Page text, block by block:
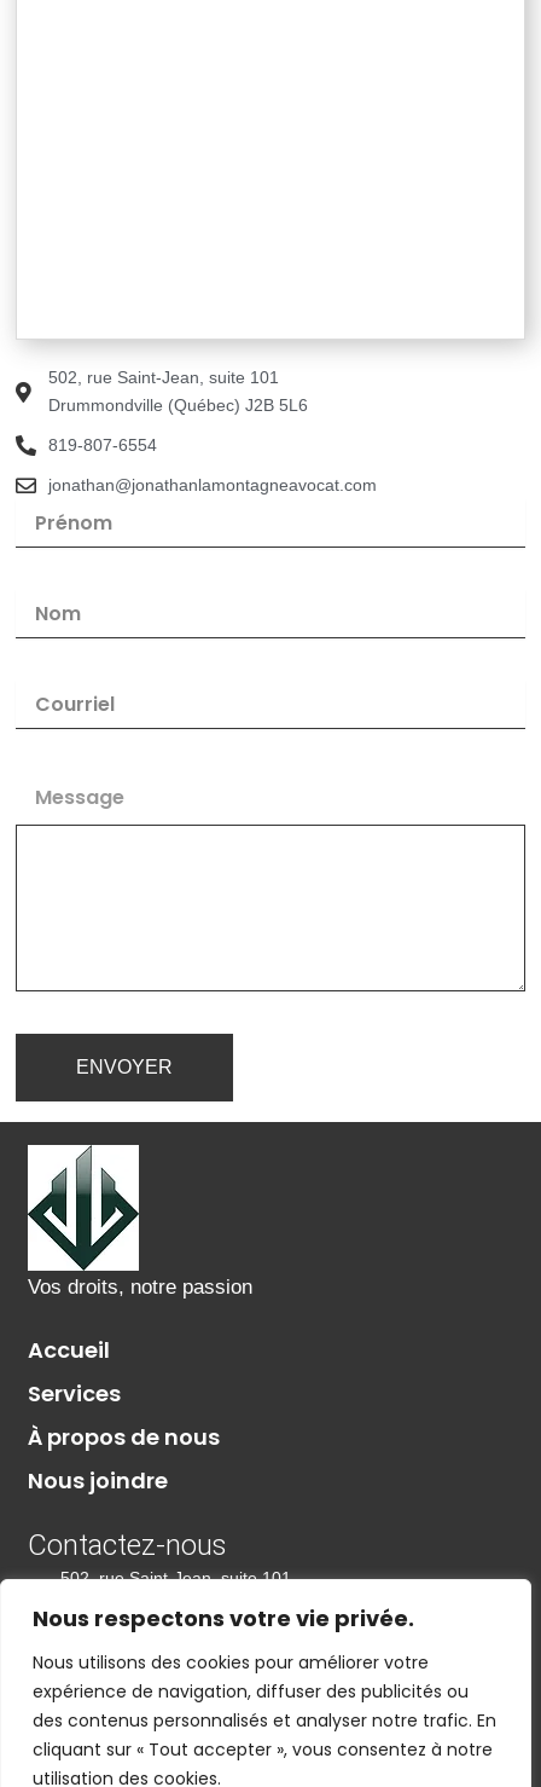
Nous respectons votre vie privée.
Nous utilisons des cookies pour améliorer votre
expérience de navigation, diffuser des publicités ou
des contenus personnalisés et analyser notre trafic. En
cliquant sur « Tout accepter », vous consentez à notre
utilisation des cookies.
502, rue Saint-Jean, suite 101
Drummondville (Québec) J2B 5L6
819-807-6554
jonathan@jonathanlamontagneavocat.com
Message
ENVOYER
Vos droits, notre passion
Accueil
Services
À propos de nous
Nous joindre
Contactez-nous
502, rue Saint-Jean, suite 101
Drummondville (Québec) J2B 5L6
+1 819-807-6554
jonathan@jonathanlamontagneavocat.com
Politique de confidentialité
Termes et Conditions Générales